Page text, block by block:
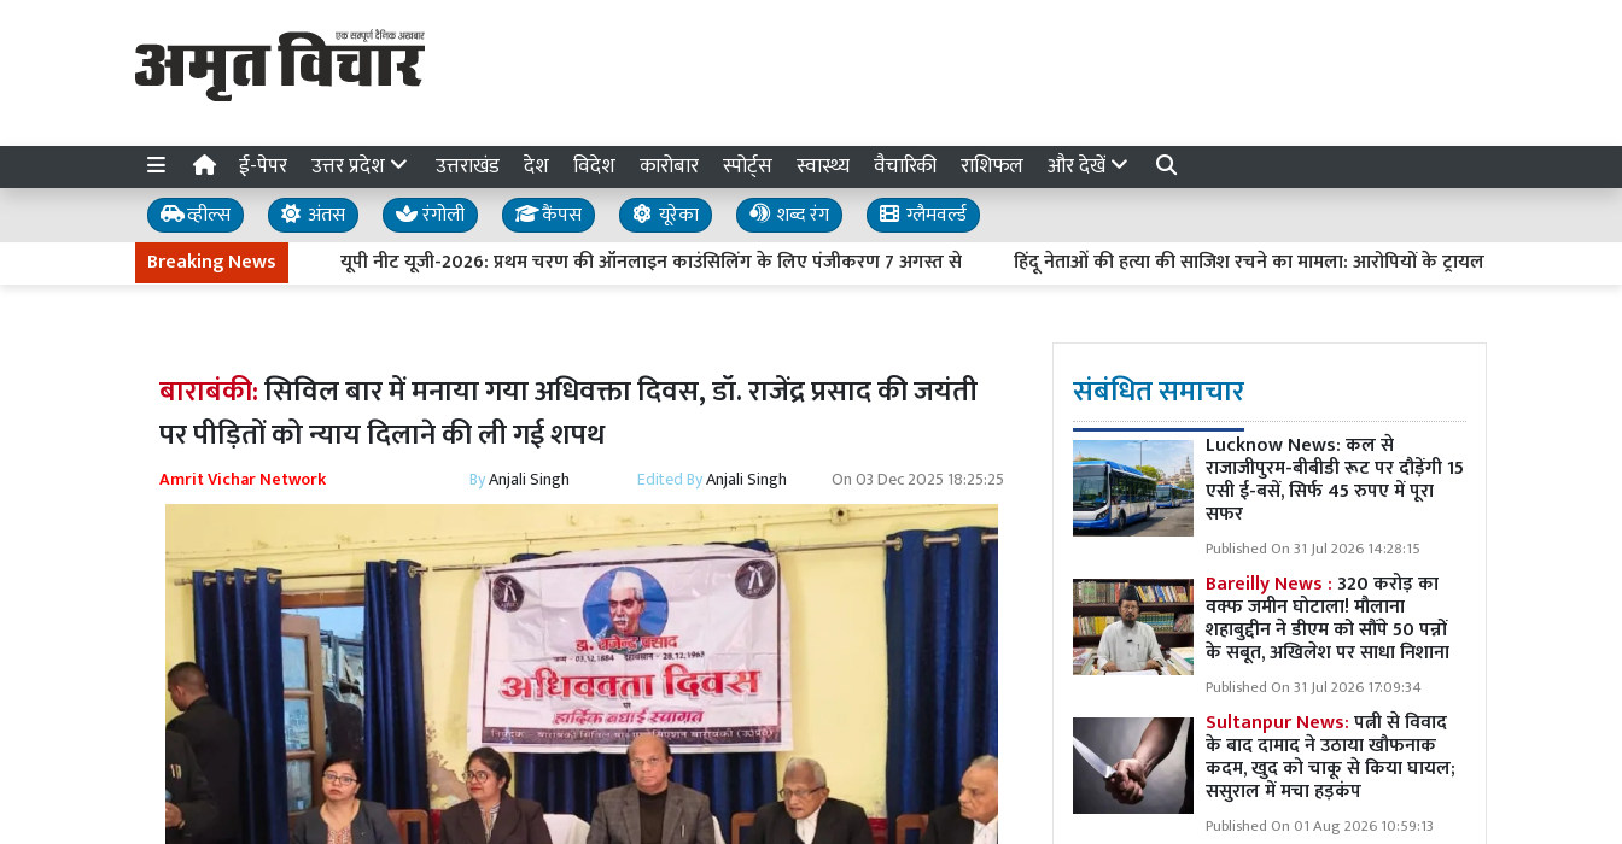
ई-पेपर उत्तर प्रदेश उत्तराखंड देश विदेश कारोबार स्पोर्ट्स स्वास्थ्य वैचारिकी राशिफल और देखें
व्हील्स अंतस रंगोली कैंपस यूरेका शब्द रंग
ग्लैमवर्ल्ड
Breaking News
यूपी नीट यूजी-2026: प्रथम चरण की ऑनलाइन काउंसिलिंग के लिए पंजीकरण 7 अगस्त से हिंदू नेताओं की हत्या की साजिश रचने का मामला: आरोपियों के ट्रायल में देरी पर हाईकोर्ट सख्त,
बाराबंकी:सिविल बार में मनाया गया अधिवक्ता दिवस, डॉ. राजेंद्र प्रसाद की जयंती
पर पीड़ितों को न्याय दिलाने की ली गई शपथ
Amrit Vichar Network ByAnjali Singh Edited ByAnjali Singh On03 Dec 2025 18:25:25
संबंधित समाचार
Lucknow News:कल से
राजाजीपुरम-बीबीडी रूट पर दौड़ेंगी 15
एसी ई-बसें, सिर्फ 45 रुपए में पूरा
सफर
Published On 31 Jul 2026 14:28:15
Bareilly News :320 करोड़ का
वक्फ जमीन घोटाला! मौलाना
शहाबुद्दीन ने डीएम को सौंपे 50 पन्नों
के सबूत, अखिलेश पर साधा निशाना
Published On 31 Jul 2026 17:09:34
Sultanpur News:पत्नी से विवाद
के बाद दामाद ने उठाया खौफनाक
कदम, खुद को चाकू से किया घायल;
ससुराल में मचा हड़कंप
Published On 01 Aug 2026 10:59:13